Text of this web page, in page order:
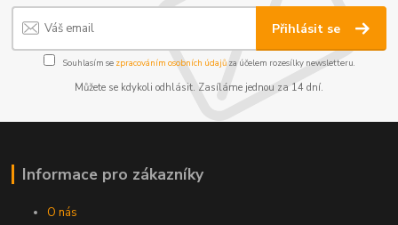
Přihlásit se
Souhlasím se zpracováním osobních údajůza účelem rozesílky newsletteru.
Můžete se kdykoli odhlásit. Zasíláme jednou za 14 dní.
Informace pro zákazníky
O nás